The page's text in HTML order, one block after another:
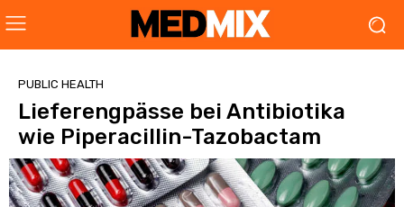
PUBLIC HEALTH
Lieferengpässe bei Antibiotika
wie Piperacillin-Tazobactam